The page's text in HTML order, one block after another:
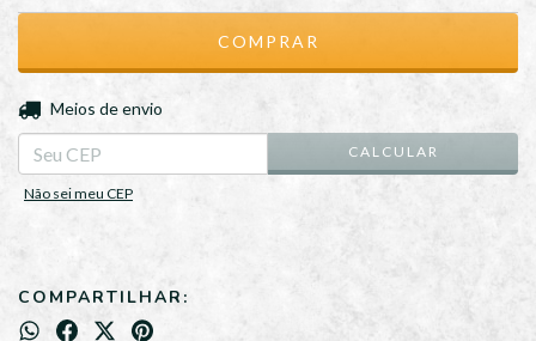
Entregas para o CEP:
Meios de envio
CALCULAR
Não sei meu CEP
COMPARTILHAR: